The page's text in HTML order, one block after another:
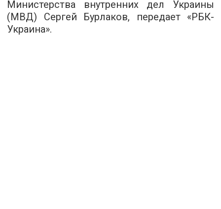
Министерства внутренних дел Украины
(МВД) Сергей Бурлаков, передает «РБК-
Украина».